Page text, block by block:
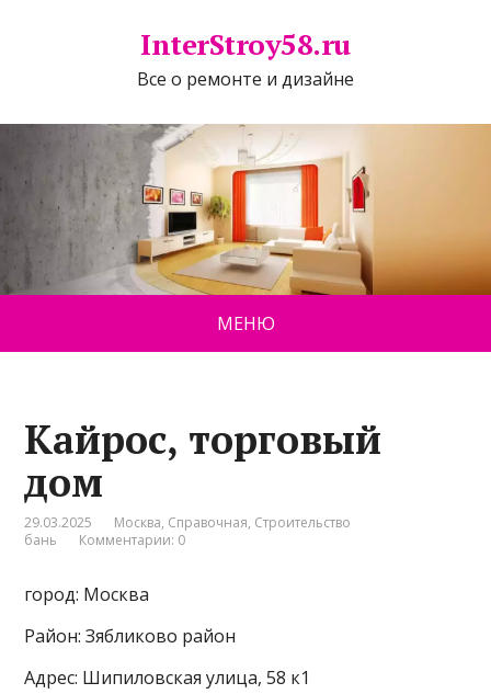
InterStroy58.ru
Все о ремонте и дизайне
МЕНЮ
Кайрос, торговый
дом
29.03.2025 Москва, Справочная, Строительство
бань
Комментарии: 0
город: Москва
Район: Зябликово район
Адрес: Шипиловская улица, 58 к1